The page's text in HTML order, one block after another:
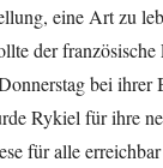
eine Art zu
der
bei ihrer
Rykiel für ihre
für alle